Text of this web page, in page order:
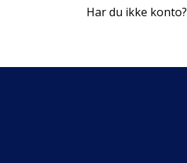
Har du ikke konto?